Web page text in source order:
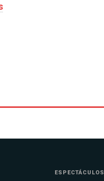
ESPECTÁCULOS